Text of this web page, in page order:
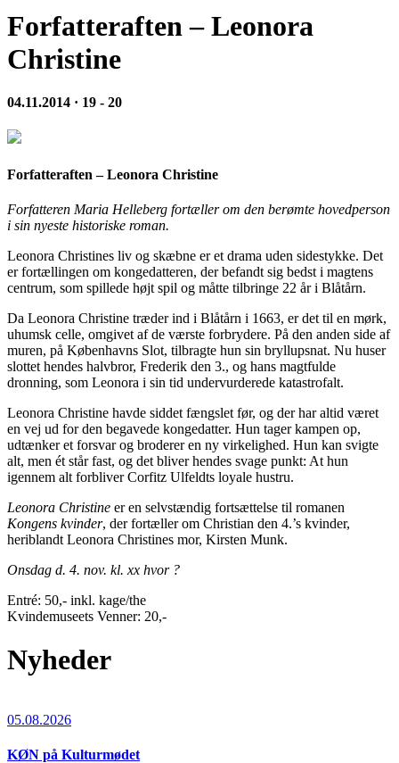
Forfatteraften – Leonora
Christine
04.11.2014 · 19 - 20
Forfatteraften – Leonora Christine
Forfatteren Maria Helleberg fortæller om den berømte hovedperson
i sin nyeste historiske roman.
Leonora Christines liv og skæbne er et drama uden sidestykke. Det
er fortællingen om kongedatteren, der befandt sig bedst i magtens
centrum, som spillede højt spil og måtte tilbringe 22 år i Blåtårn.
Da Leonora Christine træder ind i Blåtårn i 1663, er det til en mørk,
uhumsk celle, omgivet af de værste forbrydere. På den anden side af
muren, på Københavns Slot, tilbragte hun sin bryllupsnat. Nu huser
slottet hendes halvbror, Frederik den 3., og hans magtfulde
dronning, som Leonora i sin tid undervurderede katastrofalt.
Leonora Christine havde siddet fængslet før, og der har altid været
en vej ud for den begavede kongedatter. Hun tager kampen op,
udtænker et forsvar og broderer en ny virkelighed. Hun kan svigte
alt, men ét står fast, og det bliver hendes svage punkt: At hun
igennem alt forbliver Corfitz Ulfeldts loyale hustru.
Leonora Christine er en selvstændig fortsættelse til romanen
Kongens kvinder, der fortæller om Christian den 4.’s kvinder,
heriblandt Leonora Christines mor, Kirsten Munk.
Onsdag d. 4. nov. kl. xx hvor ?
Entré: 50,- inkl. kage/the
Kvindemuseets Venner: 20,-
Nyheder
05.08.2026
KØN på Kulturmødet